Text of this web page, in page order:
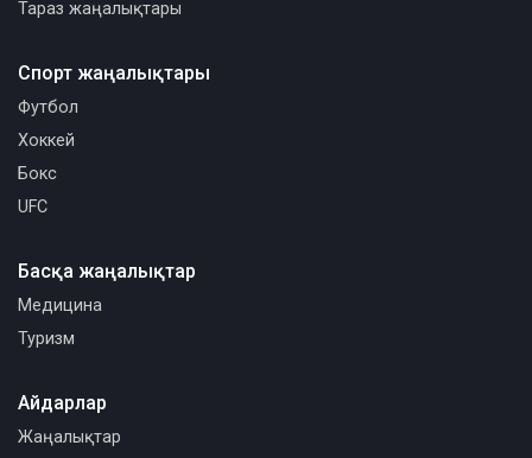
Тараз жаңалықтары
Спорт жаңалықтары
Футбол
Хоккей
Бокс
UFC
Басқа жаңалықтар
Медицина
Туризм
Айдарлар
Жаңалықтар